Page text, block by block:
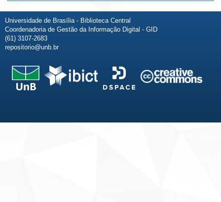
Universidade de Brasília - Biblioteca Central
Coordenadoria de Gestão da Informação Digital - GID
(61) 3107-2683
repositorio@unb.br